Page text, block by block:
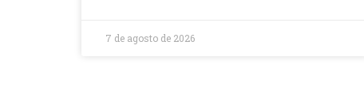
7 de agosto de 2026